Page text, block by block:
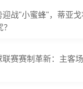
迎战"小蜜蜂"，蒂亚
联赛赛制革新：主客